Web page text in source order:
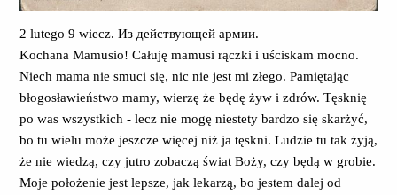
2 lutego 9 wiecz. Из действующей армии.
Kochana Mamusio! Całuję mamusi rączki i uściskam mocno.
Niech mama nie smuci się, nic nie jest mi złego. Pamiętając
błogosławieństwo mamy, wierzę że będę żyw i zdrów. Tęsknię
po was wszystkich - lecz nie mogę niestety bardzo się skarżyć,
bo tu wielu może jeszcze więcej niż ja tęskni. Ludzie tu tak żyją,
że nie wiedzą, czy jutro zobaczą świat Boży, czy będą w grobie.
Moje położenie jest lepsze, jak lekarzą, bo jestem dalej od